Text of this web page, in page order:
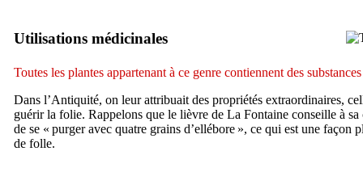
Utilisations médicinales
Toutes les plantes appartenant à ce genre contiennent des
Dans l’Antiquité, on leur attribuait des propriétés extraordinaires,
guérir la folie. Rappelons que le lièvre de La Fontaine conseille à sa
de se « purger avec quatre grains d’ellébore », ce qui est une façon
de folle.